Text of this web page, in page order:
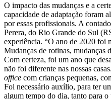
O impacto das mudanças e a
capacidade de adaptação foram
por essas profissionais. A
Perera, do Rio Grande do Sul
experiência. “O ano de 2020 foi
Mudanças de rotinas, mudanças
Com certeza, foi um ano que
não foi diferente nas nossas
office com crianças pequenas,
Foi necessário auxílio, para ter
algum tempo do dia, tanto para